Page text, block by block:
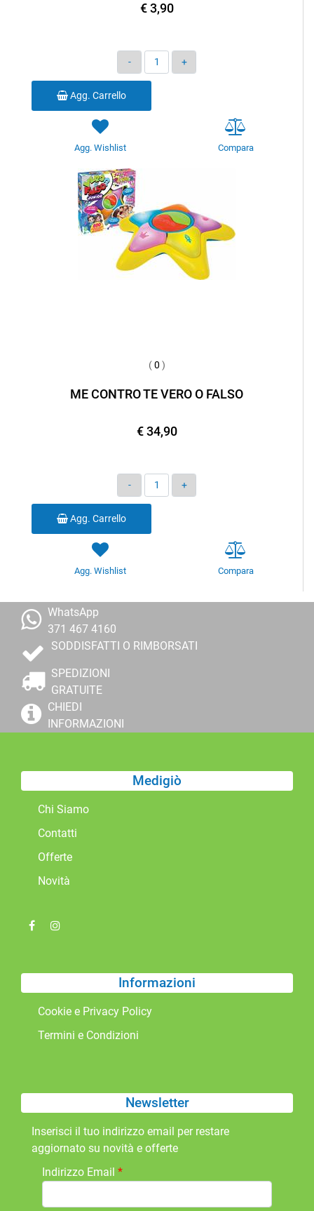
€ 3,90
Quantità
Agg. Carrello
Agg. Wishlist Compara
(0 )
ME CONTRO TE VERO O FALSO
€ 34,90
Quantità
Agg. Carrello
Agg. Wishlist Compara
WhatsApp
371 467 4160
SODDISFATTI O RIMBORSATI
SPEDIZIONI
GRATUITE
CHIEDI
INFORMAZIONI
Medigiò
Chi Siamo
Contatti
Offerte
Novità
Informazioni
Cookie e Privacy Policy
Termini e Condizioni
Newsletter
Inserisci il tuo indirizzo email per restare
aggiornato su novità e offerte
Indirizzo Email *